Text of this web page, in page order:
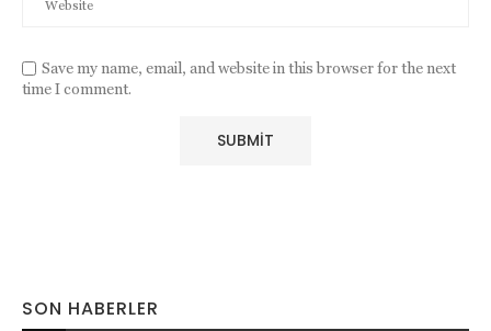
Save my name, email, and website in this browser for the next
time I comment.
SON HABERLER